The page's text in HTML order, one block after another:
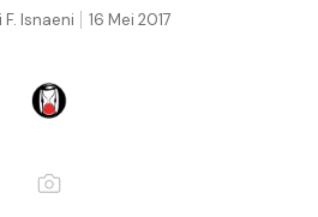
16 Mei 2017
Isnaeni